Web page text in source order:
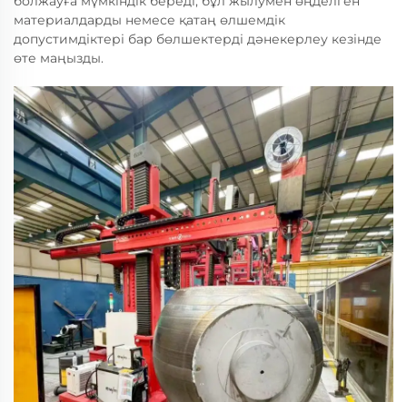
материалдарды немесе қатаң өлшемдік
допустимдіктері бар бөлшектерді дәнекерлеу кезінде
өте маңызды.